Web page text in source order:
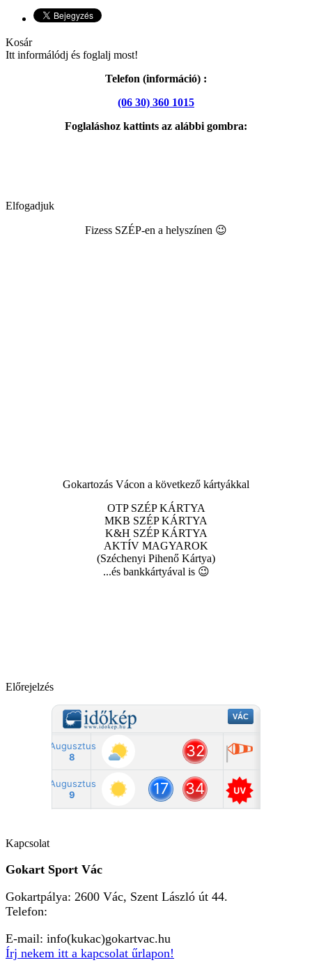
Kosár
Itt informálódj és foglalj most!
Telefon (információ) :
(06 30) 360 1015
Foglaláshoz kattints az alábbi gombra:
Elfogadjuk
Fizess SZÉP-en a helyszínen 😉
Gokartozás Vácon a következő kártyákkal
OTP SZÉP KÁRTYA
MKB SZÉP KÁRTYA
K&H SZÉP KÁRTYA
AKTÍV MAGYAROK
(Széchenyi Pihenő Kártya)
...és bankkártyával is 😉
Előrejelzés
Kapcsolat
Gokart Sport Vác
Gokartpálya: 2600 Vác, Szent László út 44.
Telefon:
E-mail: info(kukac)gokartvac.hu
Írj nekem itt a kapcsolat űrlapon!